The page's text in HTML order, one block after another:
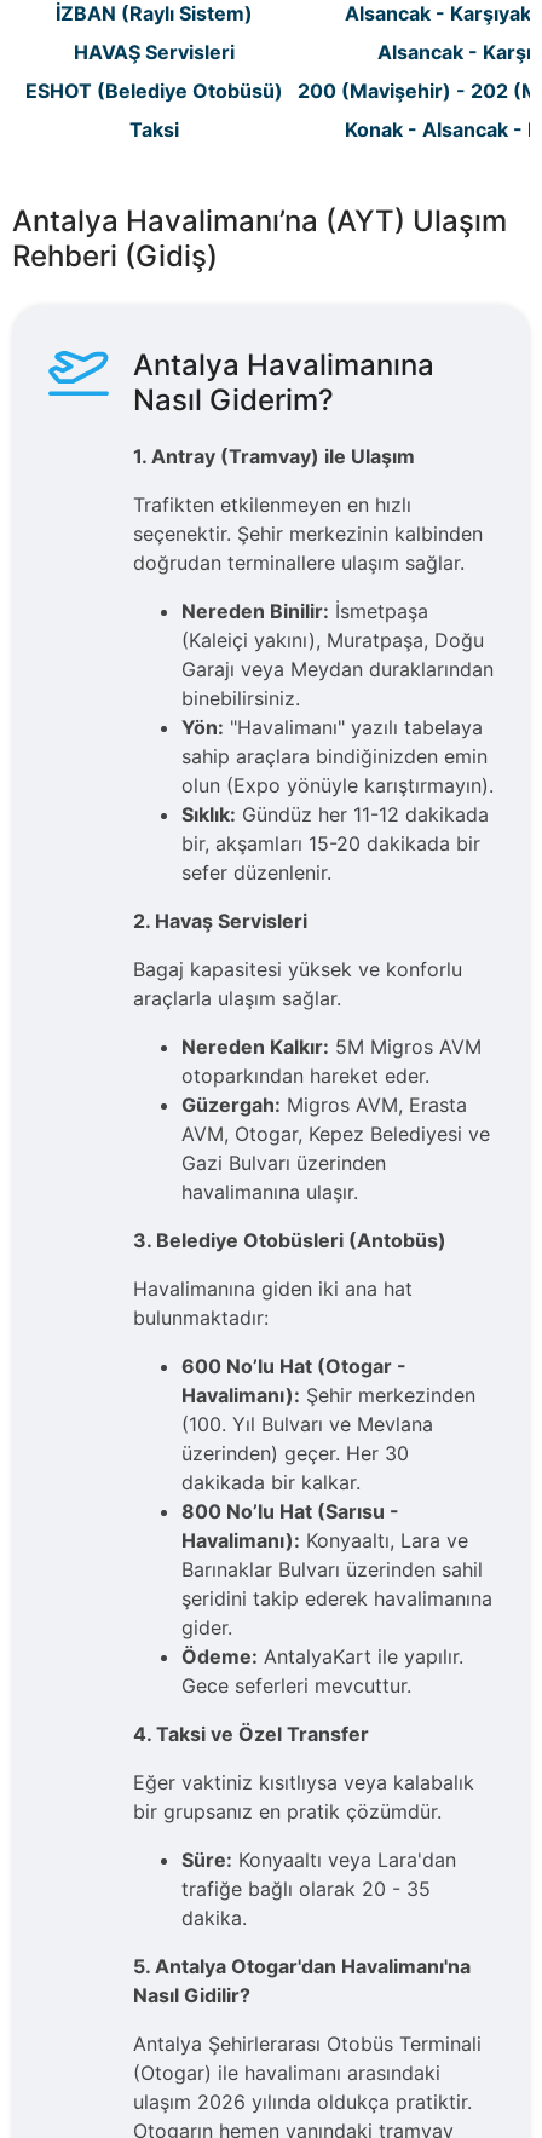
İZBAN (Raylı Sistem)
Alsancak -
HAVAŞ Servisleri
Alsancak -
ESHOT (Belediye Otobüsü)
200 (Mavişehir) - 202
Taksi
Konak - Alsancak -
Antalya Havalimanı’na (AYT) Ulaşım
Rehberi (Gidiş)
Antalya Havalimanına
Nasıl Giderim?
1. Antray (Tramvay) ile Ulaşım
Trafikten etkilenmeyen en hızlı
seçenektir. Şehir merkezinin kalbinden
doğrudan terminallere ulaşım sağlar.
Nereden Binilir: İsmetpaşa
(Kaleiçi yakını), Muratpaşa, Doğu
Garajı veya Meydan duraklarından
binebilirsiniz.
Yön: "Havalimanı" yazılı tabelaya
sahip araçlara bindiğinizden emin
olun (Expo yönüyle karıştırmayın).
Sıklık: Gündüz her 11-12 dakikada
bir, akşamları 15-20 dakikada bir
sefer düzenlenir.
2. Havaş Servisleri
Bagaj kapasitesi yüksek ve konforlu
araçlarla ulaşım sağlar.
Nereden Kalkır: 5M Migros AVM
otoparkından hareket eder.
Güzergah: Migros AVM, Erasta
AVM, Otogar, Kepez Belediyesi ve
Gazi Bulvarı üzerinden
havalimanına ulaşır.
3. Belediye Otobüsleri (Antobüs)
Havalimanına giden iki ana hat
bulunmaktadır:
600 No’lu Hat (Otogar -
Havalimanı): Şehir merkezinden
(100. Yıl Bulvarı ve Mevlana
üzerinden) geçer. Her 30
dakikada bir kalkar.
800 No’lu Hat (Sarısu -
Havalimanı): Konyaaltı, Lara ve
Barınaklar Bulvarı üzerinden sahil
şeridini takip ederek havalimanına
gider.
Ödeme: AntalyaKart ile yapılır.
Gece seferleri mevcuttur.
4. Taksi ve Özel Transfer
Eğer vaktiniz kısıtlıysa veya kalabalık
bir grupsanız en pratik çözümdür.
Süre: Konyaaltı veya Lara'dan
trafiğe bağlı olarak 20 - 35
dakika.
5. Antalya Otogar'dan Havalimanı'na
Nasıl Gidilir?
Antalya Şehirlerarası Otobüs Terminali
(Otogar) ile havalimanı arasındaki
ulaşım 2026 yılında oldukça pratiktir.
Otogarın hemen yanındaki tramvay